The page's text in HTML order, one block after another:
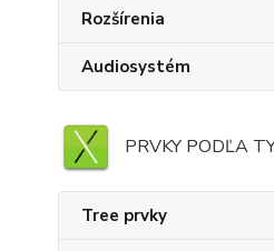
Rozšírenia
Audiosystém
PRVKY PODĽA
Tree prvky